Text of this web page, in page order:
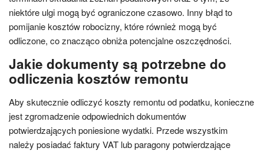
niektóre ulgi mogą być ograniczone czasowo. Inny błąd to
pomijanie kosztów robocizny, które również mogą być
odliczone, co znacząco obniża potencjalne oszczędności.
Jakie dokumenty są potrzebne do
odliczenia kosztów remontu
Aby skutecznie odliczyć koszty remontu od podatku, konieczne
jest zgromadzenie odpowiednich dokumentów
potwierdzających poniesione wydatki. Przede wszystkim
należy posiadać faktury VAT lub paragony potwierdzające